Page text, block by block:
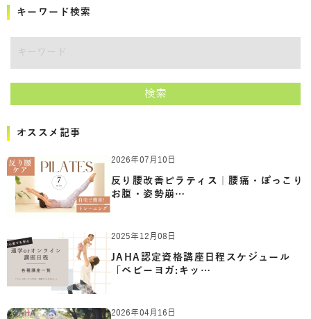
キーワード検索
検索
オススメ記事
2026年07月10日
反り腰改善ピラティス｜腰痛・ぽっこり
お腹・姿勢崩…
2025年12月08日
JAHA認定資格講座日程スケジュール
「ベビーヨガ:キッ…
2026年04月16日